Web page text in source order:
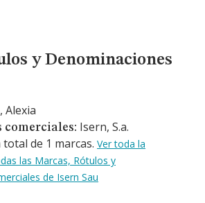
Comerciales
y Denominaciones
Alexia
comerciales: Isern, S.a.
de 1 marcas. Ver toda la
las Marcas, Rótulos y
de Isern Sau